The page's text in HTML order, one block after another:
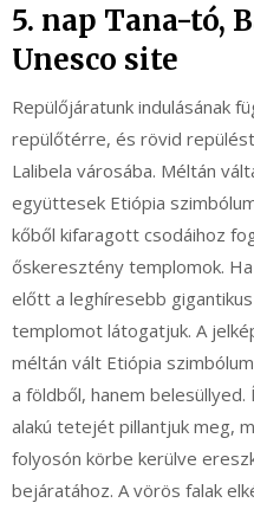
5. nap Tana-tó,
Unesco site
Repülőjáratunk indulásának
repülőtérre, és rövid
Lalibela városába. Méltán
együttesek Etiópia
kőből kifaragott csodáihoz
őskeresztény templomok.
előtt a leghíresebb
templomot látogatjuk. A
méltán vált Etiópia
a földből, hanem
alakú tetejét pillantjuk meg,
folyosón körbe kerülve
bejáratához. A vörös falak